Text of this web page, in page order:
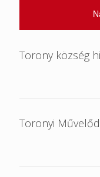
Torony község
Toronyi